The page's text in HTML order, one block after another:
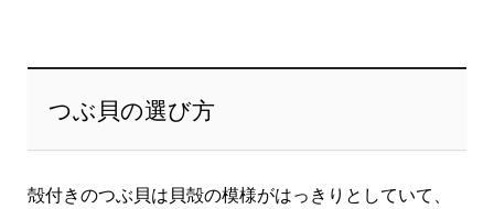
つぶ貝の選び方
殻付きのつぶ貝は貝殻の模様がはっきりとしていて、